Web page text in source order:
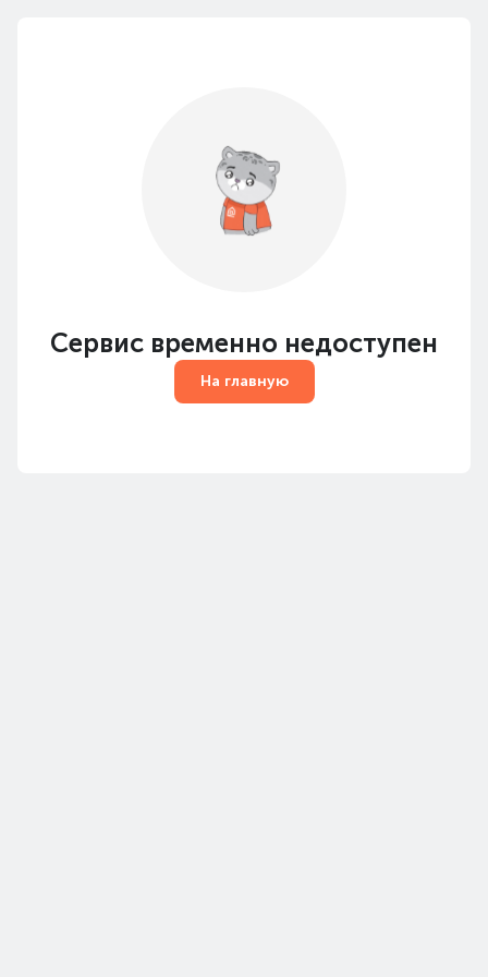
Сервис временно недоступен
На главную